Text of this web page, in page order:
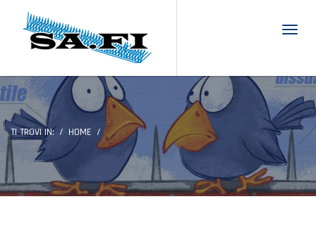
TI TROVI IN: HOME